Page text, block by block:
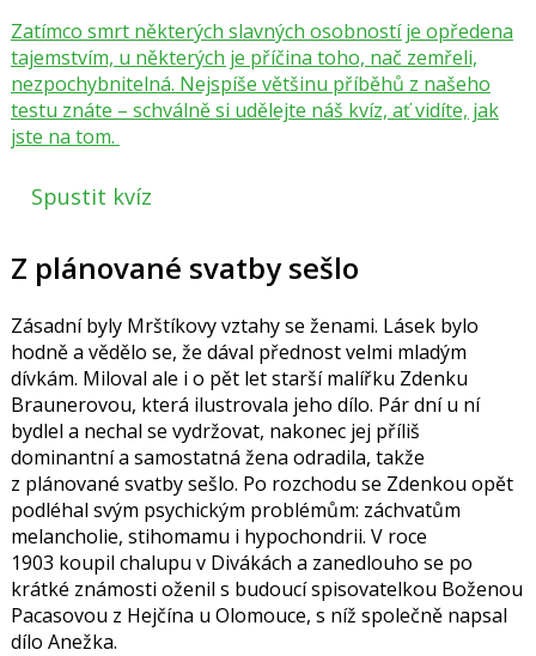
Zatímco smrt některých slavných osobností je opředena
tajemstvím, u některých je příčina toho, nač zemřeli,
nezpochybnitelná. Nejspíše většinu příběhů z našeho
testu znáte – schválně si udělejte náš kvíz, ať vidíte, jak
jste na tom.
Spustit kvíz
Z plánované svatby sešlo
Zásadní byly Mrštíkovy vztahy se ženami. Lásek bylo
hodně a vědělo se, že dával přednost velmi mladým
dívkám. Miloval ale i o pět let starší malířku Zdenku
Braunerovou, která ilustrovala jeho dílo. Pár dní u ní
bydlel a nechal se vydržovat, nakonec jej příliš
dominantní a samostatná žena odradila, takže
z plánované svatby sešlo. Po rozchodu se Zdenkou opět
podléhal svým psychickým problémům: záchvatům
melancholie, stihomamu i hypochondrii. V roce
1903 koupil chalupu v Divákách a zanedlouho se po
krátké známosti oženil s budoucí spisovatelkou Boženou
Pacasovou z Hejčína u Olomouce, s níž společně napsal
dílo Anežka.